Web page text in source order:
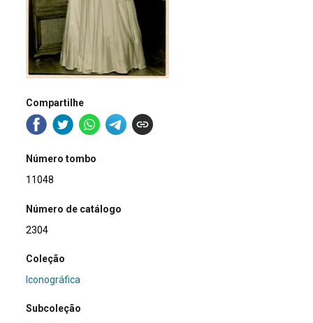
Compartilhe
Número tombo
11048
Número de catálogo
2304
Coleção
Iconográfica
Subcoleção